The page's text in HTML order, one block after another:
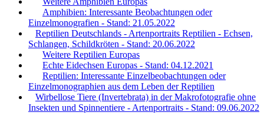
Amphibien: Interessante Beobachtungen oder
Einzelmonografien - Stand: 21.05.2022
Reptilien Deutschlands - Artenportraits Reptilien - Echsen,
Schlangen, Schildkröten - Stand: 20.06.2022
Weitere Reptilien Europas
Echte Eidechsen Europas - Stand: 04.12.2021
Reptilien: Interessante Einzelbeobachtungen oder
Einzelmonographien aus dem Leben der Reptilien
Wirbellose Tiere (Invertebrata) in der Makrofotografie ohne
Insekten und Spinnentiere - Artenportraits - Stand: 09.06.2022